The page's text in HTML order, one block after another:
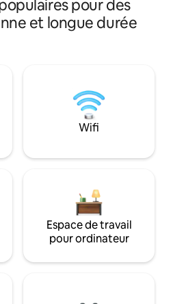
pour des
et longue durée
Wifi
Espace de travail
pour ordinateur